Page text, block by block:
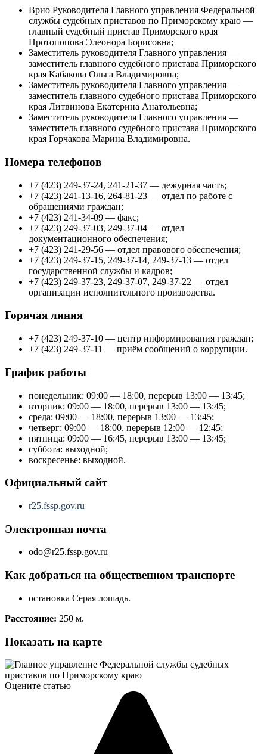
Врио Руководителя Главного управления Федеральной
службы судебных приставов по Приморскому краю —
главный судебный пристав Приморского края
Протопопова Элеонора Борисовна;
Заместитель руководителя Главного управления —
заместитель главного судебного пристава Приморского
края Кабакова Ольга Владимировна;
Заместитель руководителя Главного управления —
заместитель главного судебного пристава Приморского
края Литвинова Екатерина Анатольевна;
Заместитель руководителя Главного управления —
заместитель главного судебного пристава Приморского
края Горчакова Марина Владимировна.
Номера телефонов
+7 (423) 249-37-24, 241-21-37 — дежурная часть;
+7 (423) 241-13-16, 264-81-23 — отдел по работе с
обращениями граждан;
+7 (423) 241-34-09 — факс;
+7 (423) 249-37-03, 249-37-04 — отдел
документационного обеспечения;
+7 (423) 241-29-56 — отдел правового обеспечения;
+7 (423) 249-37-15, 249-37-14, 249-37-13 — отдел
государственной службы и кадров;
+7 (423) 249-37-23, 249-37-07, 249-37-22 — отдел
организации исполнительного производства.
Горячая линия
+7 (423) 249-37-10 — центр информирования граждан;
+7 (423) 249-37-11 — приём сообщений о коррупции.
График работы
понедельник: 09:00 — 18:00, перерыв 13:00 — 13:45;
вторник: 09:00 — 18:00, перерыв 13:00 — 13:45;
среда: 09:00 — 18:00, перерыв 13:00 — 13:45;
четверг: 09:00 — 18:00, перерыв 12:00 — 12:45;
пятница: 09:00 — 16:45, перерыв 13:00 — 13:45;
суббота: выходной;
воскресенье: выходной.
Официальный сайт
r25.fssp.gov.ru
Электронная почта
odo@r25.fssp.gov.ru
Как добраться на общественном транспорте
остановка Серая лошадь.
Расстояние: 250 м.
Показать на карте
Оцените статью